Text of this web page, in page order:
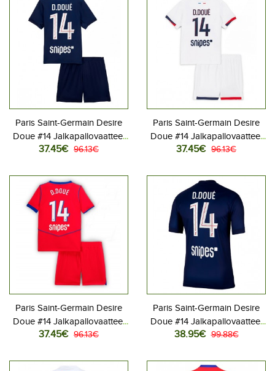
Paris Saint-Germain Desire
Doue #14 Jalkapallovaatteet
Lasten Kotipeliasu 2025-26
housut)
37.45€ 96.13€
Paris Saint-Germain Desire
Doue #14 Jalkapallovaatteet
Lasten Vieraspeliasu 2025-
housut)
37.45€ 96.13€
Paris Saint-Germain Desire
Doue #14 Jalkapallovaatteet
Lasten Kolmas peliasu 2025-
housut)
37.45€ 96.13€
Paris Saint-Germain Desire
Doue #14 Jalkapallovaatteet
Kotipaita 2025-26
38.95€ 99.88€